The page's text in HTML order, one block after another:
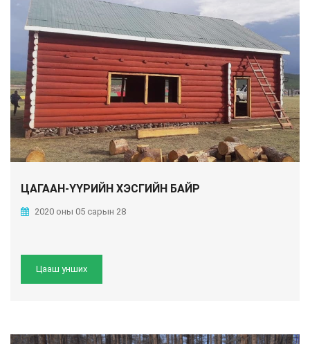
ЦАГААН-ҮҮРИЙН ХЭСГИЙН БАЙР
2020 оны 05 сарын 28
Цааш унших